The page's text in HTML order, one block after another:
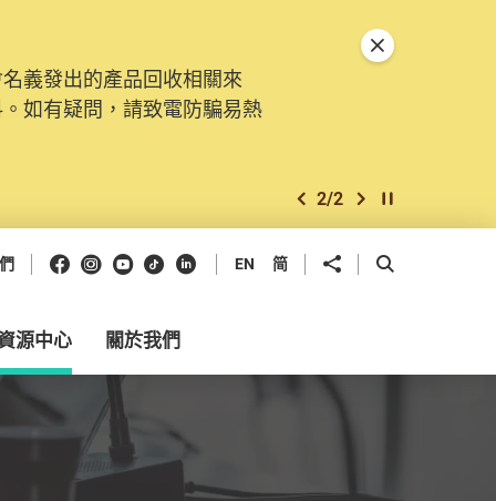
義發出的產品回收相關來
如有疑問，請致電防騙易熱
。由2025年11月10日起，
訴、查詢及建議。所有提交
上一個
2/2 下一個開始/暫停幻燈
關閉特別通告
Facebook
Instagram
Youtube
抖音領英 EN 简 分享到 開啟搜尋框
源中心 關於我們